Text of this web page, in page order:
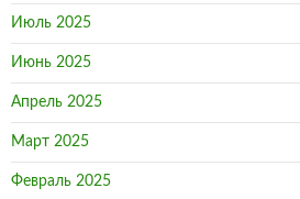
Июль 2025
Июнь 2025
Апрель 2025
Март 2025
Февраль 2025